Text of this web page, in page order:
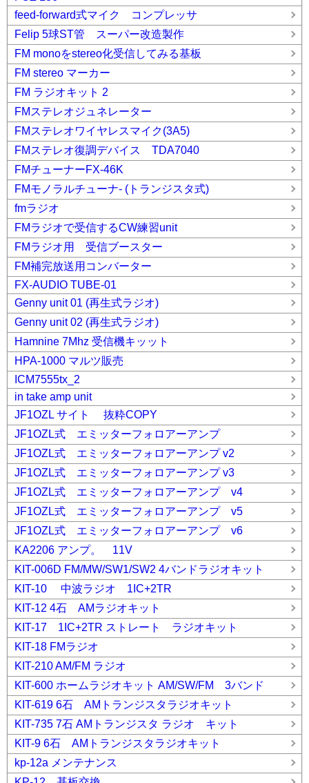
feed-forward式マイク コンプレッサ
Felip 5球ST管 スーパー改造製作
FM monoをstereo化受信してみる基板
FM stereo マーカー
FM ラジオキット 2
FMステレオジュネレーター
FMステレオワイヤレスマイク(3A5)
FMステレオ復調デバイス TDA7040
FMチューナーFX-46K
FMモノラルチューナ- (トランジスタ式)
fmラジオ
FMラジオで受信するCW練習unit
FMラジオ用 受信ブースター
FM補完放送用コンバーター
FX-AUDIO TUBE-01
Genny unit 01 (再生式ラジオ)
Genny unit 02 (再生式ラジオ)
Hamnine 7Mhz 受信機キッット
HPA-1000 マルツ販売
ICM7555tx_2
in take amp unit
JF1OZL サイト 抜粋COPY
JF1OZL式 エミッターフォロアーアンプ
JF1OZL式 エミッターフォロアーアンプ v2
JF1OZL式 エミッターフォロアーアンプ v3
JF1OZL式 エミッターフォロアーアンプ v4
JF1OZL式 エミッターフォロアーアンプ v5
JF1OZL式 エミッターフォロアーアンプ v6
KA2206 アンプ。 11V
KIT-006D FM/MW/SW1/SW2 4バンドラジオキット
KIT-10 中波ラジオ 1IC+2TR
KIT-12 4石 AMラジオキット
KIT-17 1IC+2TR ストレート ラジオキット
KIT-18 FMラジオ
KIT-210 AM/FM ラジオ
KIT-600 ホームラジオキット AM/SW/FM 3バンド
KIT-619 6石 AMトランジスタラジオキット
KIT-735 7石 AMトランジスタ ラジオ キット
KIT-9 6石 AMトランジスタラジオキット
kp-12a メンテナンス